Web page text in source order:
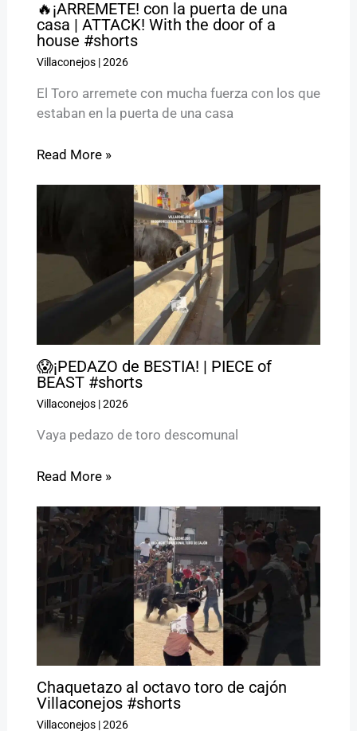
🔥¡ARREMETE! con la puerta de una
casa | ATTACK! With the door of a
house #shorts
Villaconejos|2026
El Toro arremete con mucha fuerza con los que
estaban en la puerta de una casa
Read More »
😱¡PEDAZO de BESTIA! | PIECE of
BEAST #shorts
Villaconejos|2026
Vaya pedazo de toro descomunal
Read More »
Chaquetazo al octavo toro de cajón
Villaconejos #shorts
Villaconejos|2026